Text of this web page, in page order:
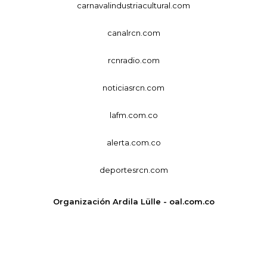
carnavalindustriacultural.com
canalrcn.com
rcnradio.com
noticiasrcn.com
lafm.com.co
alerta.com.co
deportesrcn.com
Organización Ardila Lülle - oal.com.co